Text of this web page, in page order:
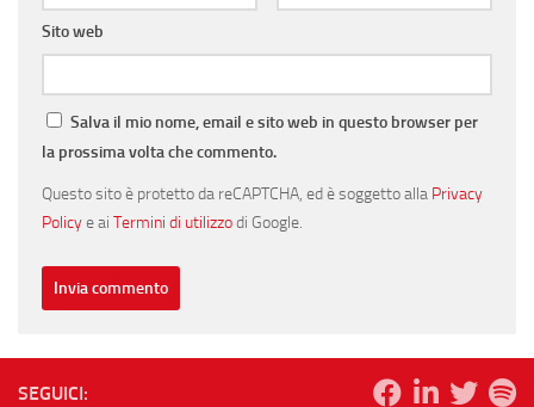
Sito web
Salva il mio nome, email e sito web in questo browser per
la prossima volta che commento.
Questo sito è protetto da reCAPTCHA, ed è soggetto alla Privacy
Policye ai Termini di utilizzodi Google.
SEGUICI: